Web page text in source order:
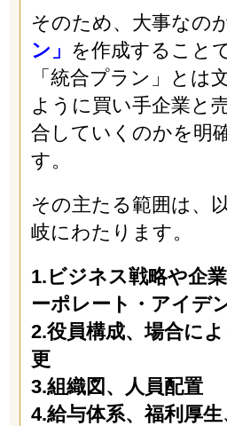
そのため、大事なの
ン」 を作成すること
「統合プラン」とは
ように買い手企業と
合していくのかを明
す。
その主たる範囲は、
岐にわたります。
1.ビジネス戦略や企
ーポレート・アイデ
2.役員構成、場合に
更
3.組織図、人員配置
4.給与体系、福利厚